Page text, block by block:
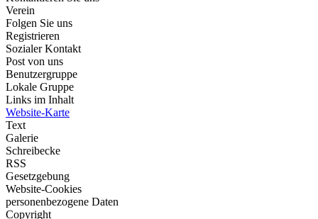
Verein
Folgen Sie uns
Registrieren
Sozialer Kontakt
Post von uns
Benutzergruppe
Lokale Gruppe
Links im Inhalt
Website-Karte
Text
Galerie
Schreibecke
RSS
Gesetzgebung
Website-Cookies
personenbezogene Daten
Copyright